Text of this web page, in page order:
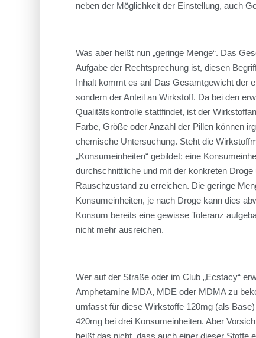
neben der Möglichkeit der Einstellung, auch
Was aber heißt nun „geringe Menge“. Das
Aufgabe der Rechtsprechung ist, diesen
Inhalt kommt es an! Das Gesamtgewicht der
sondern der Anteil an Wirkstoff. Da bei den
Qualitätskontrolle stattfindet, ist der
Farbe, Größe oder Anzahl der Pillen können
chemische Untersuchung. Steht die
„Konsumeinheiten“ gebildet; eine
durchschnittliche und mit der konkreten
Rauschzustand zu erreichen. Die geringe
Konsumeinheiten, je nach Droge kann dies
Konsum bereits eine gewisse Toleranz
nicht mehr ausreichen.
Wer auf der Straße oder im Club „Ecstacy“
Amphetamine MDA, MDE oder MDMA zu
umfasst für diese Wirkstoffe 120mg (als
420mg bei drei Konsumeinheiten. Aber
heißt das nicht, dass auch einer dieser Stoffe